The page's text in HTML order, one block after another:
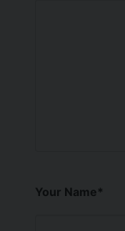
Your Name*